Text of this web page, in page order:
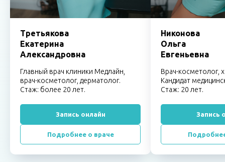
Третьякова
Екатерина
Александровна
Главный врач клиники Медлайн,
врач-косметолог, дерматолог.
Стаж: более 20 лет.
Запись онлайн
Подробнее о враче
Никонова
Ольга
Евгеньевна
Врач-косметолог,
Кандидат
Стаж: 20 лет.
Запись